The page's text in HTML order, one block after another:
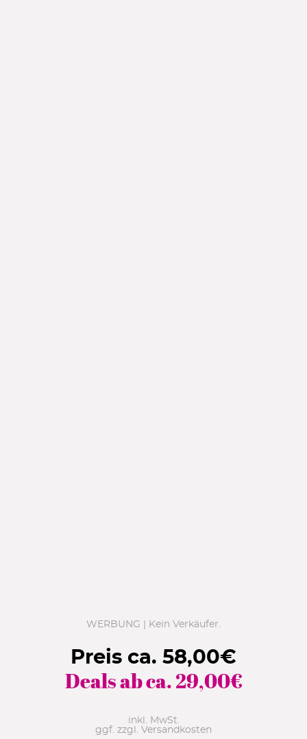
WERBUNG | Kein Verkäufer.
Preis ca. 58,00€
Deals ab ca.29,00€
inkl. MwSt.
ggf. zzgl. Versandkosten